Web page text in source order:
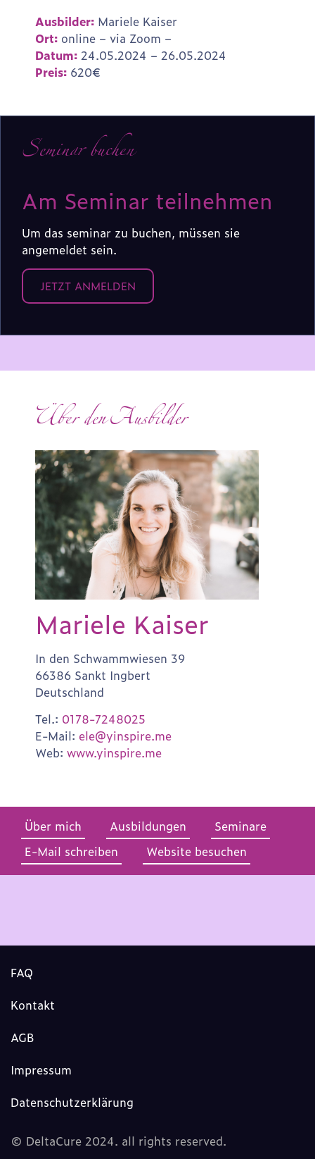
Ausbilder: Mariele Kaiser
Ort: online – via Zoom –
Datum: 24.05.2024 – 26.05.2024
Preis: 620€
Seminar buchen
Am Seminar teilnehmen
Um das seminar zu buchen, müssen sie
angemeldet sein.
JETZT ANMELDEN
Über den Ausbilder
Mariele Kaiser
In den Schwammwiesen 39
66386 Sankt Ingbert
Deutschland
Tel.: 0178-7248025
E-Mail: ele@yinspire.me
Web: www.yinspire.me
Über mich Ausbildungen
Seminare
E-Mail schreiben
Website besuchen
FAQ
Kontakt
AGB
Impressum
Datenschutzerklärung
© DeltaCure 2024. all rights reserved.